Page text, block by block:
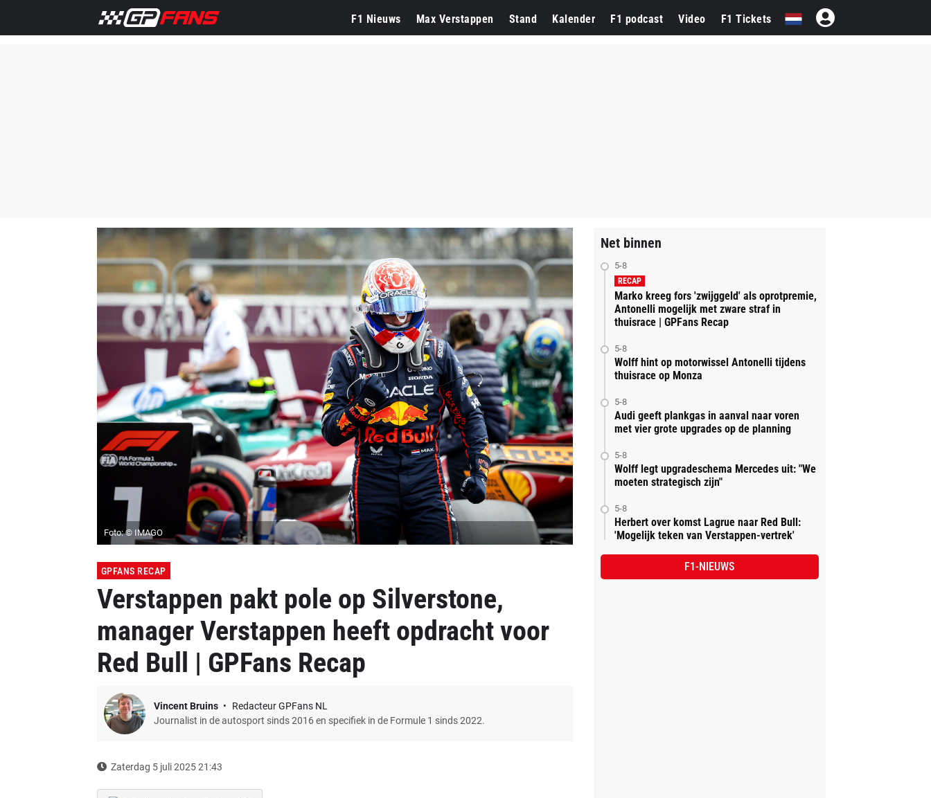
F1 Nieuws Max Verstappen Stand Kalender F1 podcast Video F1 Tickets
Foto: © IMAGO
GPFANS RECAP
Verstappen pakt pole op Silverstone,
manager Verstappen heeft opdracht voor
Red Bull | GPFans Recap
Vincent Bruins
Redacteur GPFans NL
Journalist in de autosport sinds 2016 en specifiek in de Formule 1 sinds 2022.
Zaterdag 5 juli 2025 21:43
Net binnen
5-8
RECAP
Marko kreeg fors 'zwijggeld' als oprotpremie,
Antonelli mogelijk met zware straf in
thuisrace | GPFans Recap
5-8
Wolff hint op motorwissel Antonelli tijdens
thuisrace op Monza
5-8
Audi geeft plankgas in aanval naar voren
met vier grote upgrades op de planning
5-8
Wolff legt upgradeschema Mercedes uit: "We
moeten strategisch zijn"
5-8
Herbert over komst Lagrue naar Red Bull:
'Mogelijk teken van Verstappen-vertrek'
F1-NIEUWS